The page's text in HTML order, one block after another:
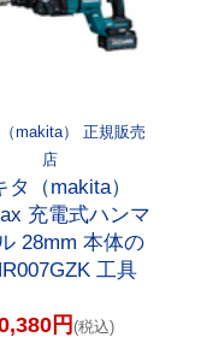
makita） 正規販売
店
タ（makita）
充電式ハンマ
28mm 本体の
工具
円(税込)